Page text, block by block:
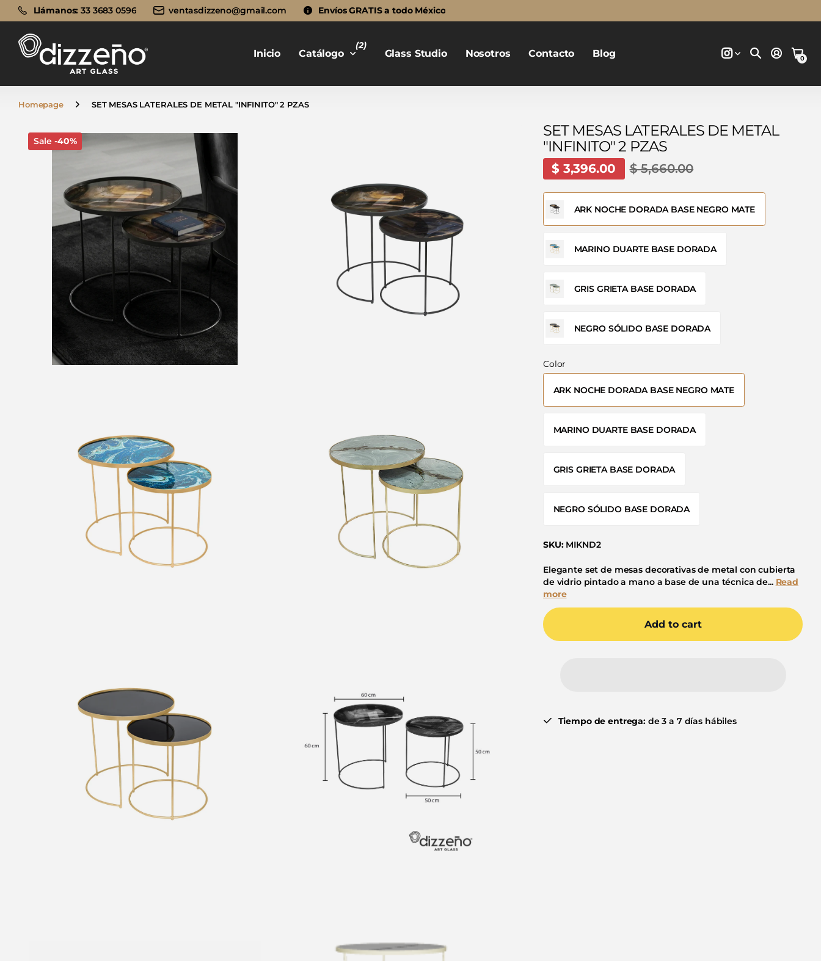
Llámanos: 33 3683 0596
Llámanos: ventasdizzeno@gmail.com Envíos GRATIS a todo México
Inicio Catálogo
(2)
Glass Studio Nosotros Contacto Blog 0
Homepage SET MESAS LATERALES DE METAL "INFINITO" 2 PZAS
Sale -40%
SET MESAS LATERALES DE METAL
"INFINITO" 2 PZAS
$ 3,396.00 $ 5,660.00
ARK NOCHE DORADA BASE NEGRO MATE
MARINO DUARTE BASE DORADA
GRIS GRIETA BASE DORADA
NEGRO SÓLIDO BASE DORADA
Color
ARK NOCHE DORADA BASE NEGRO MATE
MARINO DUARTE BASE DORADA
GRIS GRIETA BASE DORADA
NEGRO SÓLIDO BASE DORADA
SKU:MIKND2
Elegante set de mesas decorativas de metal con cubierta
de vidrio pintado a mano a base de una técnica de... Read
more
Add to cart
Tiempo de entrega: de 3 a 7 días hábiles